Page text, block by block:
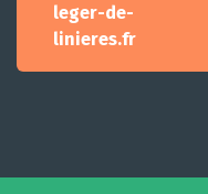
leger-de-
linieres.fr